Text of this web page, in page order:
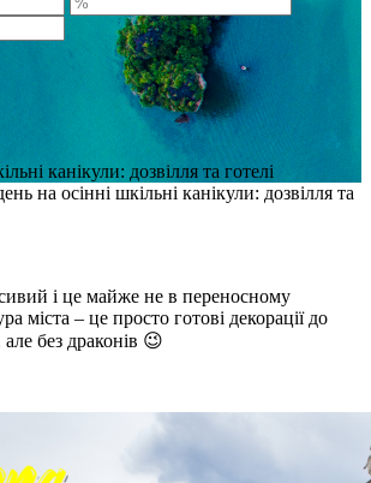
канікули: дозвілля та готелі
на осінні шкільні канікули: дозвілля та
і це майже не в переносному
міста – це просто готові декорації до
без драконів 😉